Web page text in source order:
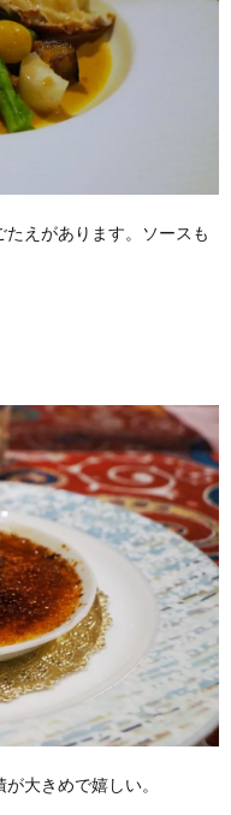
えがあります。ソースも
大きめで嬉しい。